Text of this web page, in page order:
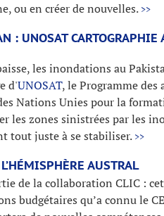
ou en créer de nouvelles. >>
: UNOSAT CARTOGRAPHIE
les inondations au
d'UNOSAT, le Programme
Nations Unies pour la
les zones sinistrées par les
tout juste à se stabiliser. >>
AUSTRAL
de la collaboration CLIC :
budgétaires qu’a connu le